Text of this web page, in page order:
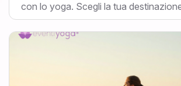
con lo yoga. Scegli la tua